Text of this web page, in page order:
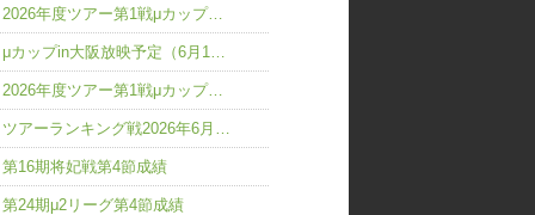
2026年度ツアー第1戦μカップ…
μカップin大阪放映予定（6月1…
2026年度ツアー第1戦μカップ…
ツアーランキング戦2026年6月…
第16期将妃戦第4節成績
第24期μ2リーグ第4節成績